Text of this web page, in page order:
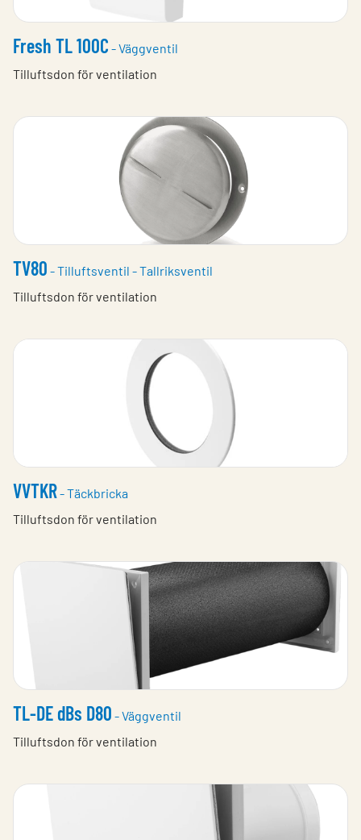
Fresh TL 100C - Väggventil
Tilluftsdon för ventilation
TV80 - Tilluftsventil - Tallriksventil
Tilluftsdon för ventilation
VVTKR- Täckbricka
Tilluftsdon för ventilation
TL-DE dBs D80 - Väggventil
Tilluftsdon för ventilation